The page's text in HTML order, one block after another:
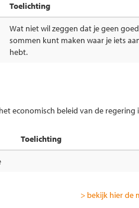
Toelichting
Wat niet wil zeggen dat je geen
sommen kunt maken waar je iets
hebt.
economisch beleid van de
Toelichting
> bekijk hier de